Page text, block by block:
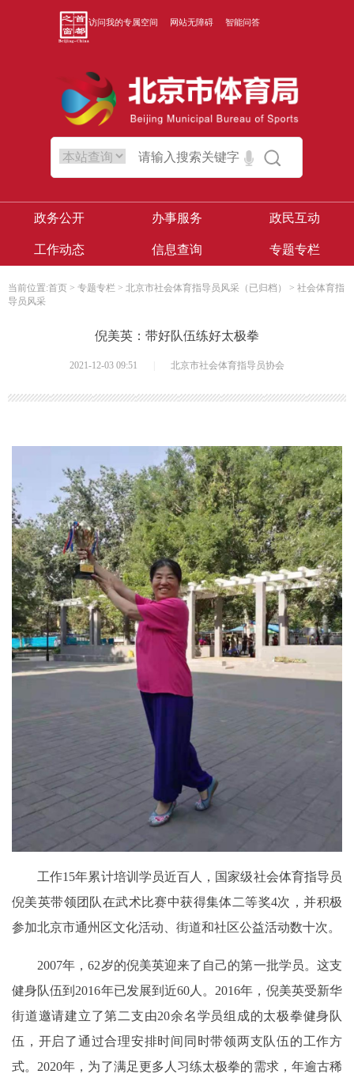
访问我的专属空间 网站无障碍 智能问答
政务公开 办事服务 政民互动
工作动态 信息查询 专题专栏
当前位置:首页 > 专题专栏 > 北京市社会体育指导员风采（已归档） > 社会体育指
导员风采
倪美英：带好队伍练好太极拳
2021-12-03 09:51 北京市社会体育指导员协会
工作15年累计培训学员近百人，国家级社会体育指导员
倪美英带领团队在武术比赛中获得集体二等奖4次，并积极
参加北京市通州区文化活动、街道和社区公益活动数十次。
2007年，62岁的倪美英迎来了自己的第一批学员。这支
健身队伍到2016年已发展到近60人。2016年，倪美英受新华
街道邀请建立了第二支由20余名学员组成的太极拳健身队
伍，开启了通过合理安排时间同时带领两支队伍的工作方
式。2020年，为了满足更多人习练太极拳的需求，年逾古稀